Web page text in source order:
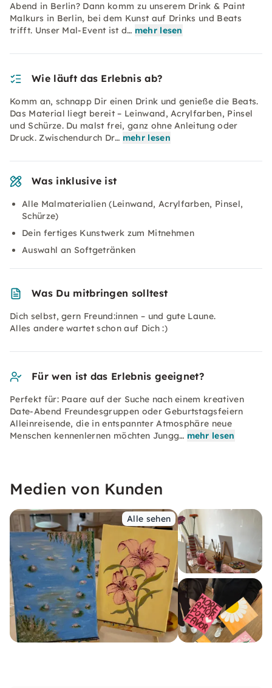
Abend in Berlin? Dann komm zu unserem Drink & Paint
Malkurs in Berlin, bei dem Kunst auf Drinks und Beats
trifft. Unser Mal-Event ist d… mehr lesen
Wie läuft das Erlebnis ab?
Komm an, schnapp Dir einen Drink und genieße die Beats.
Das Material liegt bereit – Leinwand, Acrylfarben, Pinsel
und Schürze. Du malst frei, ganz ohne Anleitung oder
Druck. Zwischendurch Dr… mehr lesen
Was inklusive ist
Alle Malmaterialien (Leinwand, Acrylfarben, Pinsel,
Schürze)
Dein fertiges Kunstwerk zum Mitnehmen
Auswahl an Softgetränken
Was Du mitbringen solltest
Dich selbst, gern Freund:innen – und gute Laune.
Alles andere wartet schon auf Dich :)
Für wen ist das Erlebnis geeignet?
Perfekt für: Paare auf der Suche nach einem kreativen
Date-Abend Freundesgruppen oder Geburtstagsfeiern
Alleinreisende, die in entspannter Atmosphäre neue
Menschen kennenlernen möchten Jungg… mehr lesen
Medien von Kunden
Alle sehen